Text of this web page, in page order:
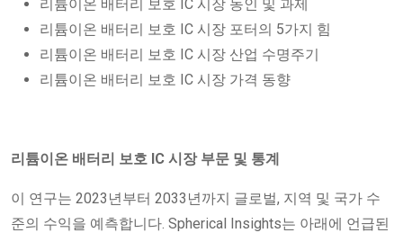
리튬이온 배터리 보호 IC 시장 동인 및 과제
리튬이온 배터리 보호 IC 시장 포터의 5가지 힘
리튬이온 배터리 보호 IC 시장 산업 수명주기
리튬이온 배터리 보호 IC 시장 가격 동향
리튬이온 배터리 보호 IC 시장 부문 및 통계
이 연구는 2023년부터 2033년까지 글로벌, 지역 및 국가 수
준의 수익을 예측합니다. Spherical Insights는 아래에 언급된